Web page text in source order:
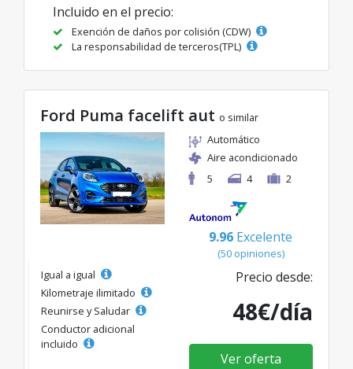
Incluido en el precio:
Exención de daños por colisión (CDW)
La responsabilidad de terceros(TPL)
Ford Puma facelift aut o similar
Automático
Aire acondicionado
5
4 2
9.96 Excelente
(50 opiniones)
Igual a igual
Kilometraje ilimitado
Reunirse y Saludar
Conductor adicional
incluido
Precio desde:
48€/día
Ver oferta